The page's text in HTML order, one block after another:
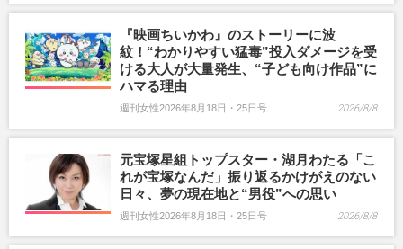
『映画ちいかわ』のストーリーに波
紋！“わかりやすい猛毒”投入ダメージを受
ける大人が大量発生、“子ども向け作品”に
ハマる理由
週刊女性2026年8月18日・25日号 2026/8/8
元宝塚星組トップスター・湖月わたる「こ
れが宝塚なんだ」振り返るかけがえのない
日々、夢の現在地と“男役”への思い
週刊女性2026年8月18日・25日号 2026/8/8